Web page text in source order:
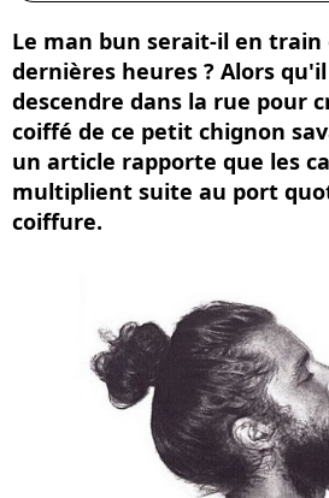
Le man bun serait-il en train
dernières heures ? Alors
descendre dans la rue pour
coiffé de ce petit chignon
un article rapporte que les
multiplient suite au port
coiffure.